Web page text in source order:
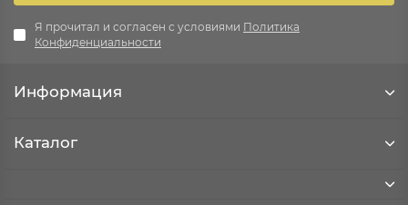
Я прочитал и согласен с условиями Политика
Конфиденциальности
Информация
Каталог